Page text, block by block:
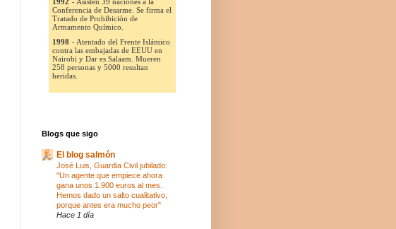
Blogs que sigo
El blog salmón
José Luis, Guardia Civil jubilado:
"Un agente que empiece ahora
gana unos 1.900 euros al mes.
Hemos dado un salto cualitativo,
porque antes era mucho peor"
Hace 1 día